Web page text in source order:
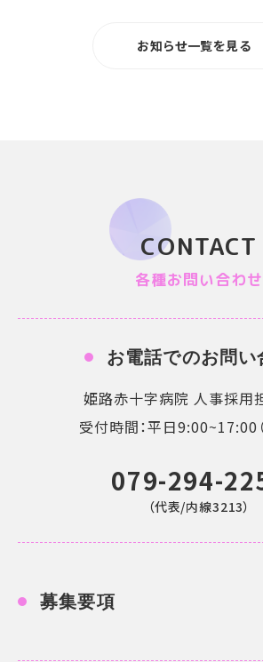
お知らせ一覧を見る
CONTACT
各種お問い合わせ
お電話でのお問い
姫路赤十字病院 人事採用
受付時間：平日9:00~17:00
079-294-
（代表/内線3213）
募集要項